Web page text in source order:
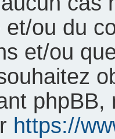
et/ou du
et/ou
phpBB,
https://